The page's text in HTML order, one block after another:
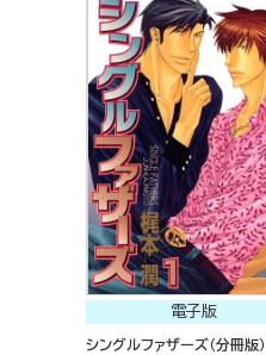
電子版
シングルファザーズ（分冊版）